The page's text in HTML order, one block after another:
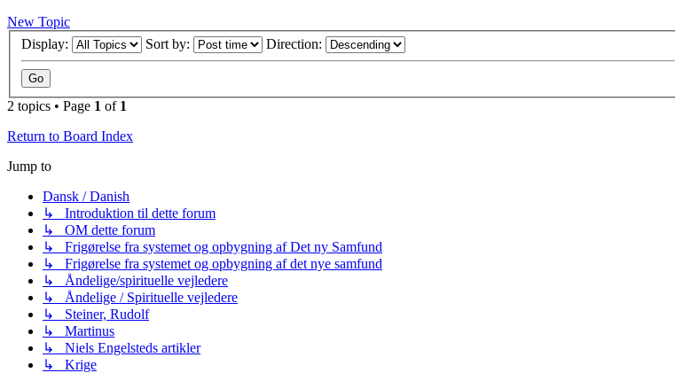
New Topic
Display:
Sort by: Direction:
2 topics • Page 1 of 1
Return to Board Index
Jump to
Dansk / Danish
↳ Introduktion til dette forum
↳ OM dette forum
↳ Frigørelse fra systemet og opbygning af Det ny Samfund
↳ Frigørelse fra systemet og opbygning af det nye samfund
↳ Åndelige/spirituelle vejledere
↳ Åndelige / Spirituelle vejledere
↳ Steiner, Rudolf
↳ Martinus
↳ Niels Engelsteds artikler
↳ Krige